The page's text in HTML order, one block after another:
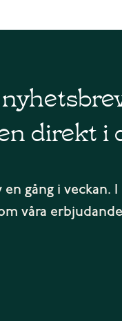
direkt i
gång i veckan.
våra